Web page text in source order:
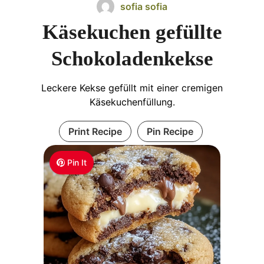
Pin It
sofia sofia
Käsekuchen gefüllte
Schokoladenkekse
Leckere Kekse gefüllt mit einer cremigen
Käsekuchenfüllung.
Print Recipe Pin Recipe